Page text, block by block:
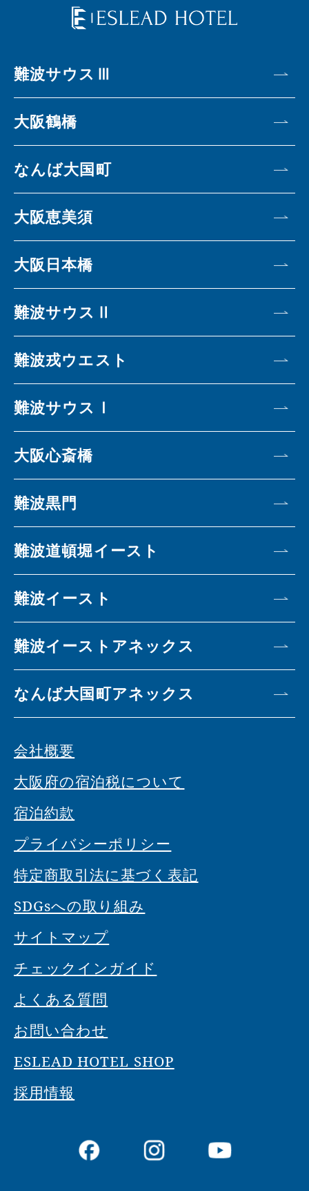
難波サウスⅢ
大阪鶴橋
なんば大国町
大阪恵美須
大阪日本橋
難波サウスⅡ
難波戎ウエスト
難波サウスⅠ
大阪心斎橋
難波黒門
難波道頓堀イースト
難波イースト
難波イーストアネックス
なんば大国町アネックス
会社概要
大阪府の宿泊税について
宿泊約款
プライバシーポリシー
特定商取引法に基づく表記
SDGsへの取り組み
サイトマップ
チェックインガイド
よくある質問
お問い合わせ
ESLEAD HOTEL SHOP
採用情報